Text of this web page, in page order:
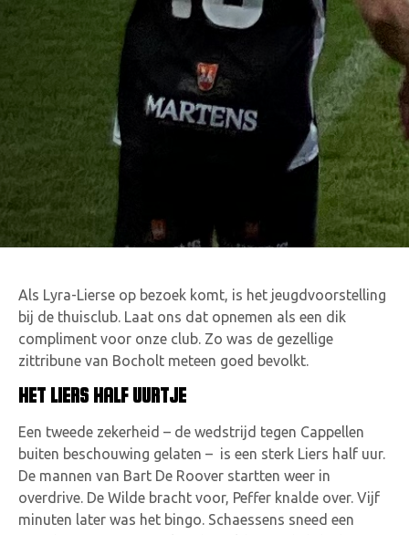
Als Lyra-Lierse op bezoek komt, is het jeugdvoorstelling
bij de thuisclub. Laat ons dat opnemen als een dik
compliment voor onze club. Zo was de gezellige
zittribune van Bocholt meteen goed bevolkt.
HET LIERS HALF UURTJE
Een tweede zekerheid – de wedstrijd tegen Cappellen
buiten beschouwing gelaten – is een sterk Liers half uur.
De mannen van Bart De Roover startten weer in
overdrive. De Wilde bracht voor, Peffer knalde over. Vijf
minuten later was het bingo. Schaessens sneed een